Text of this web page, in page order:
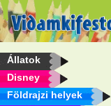
Állatok
Disney
Földrajzi helyek